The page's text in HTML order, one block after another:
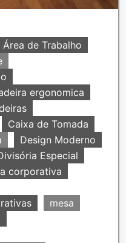
Área de Trabalho
ergonomica
Caixa de Tomada
Design Moderno
Especial
corporativa
mesa